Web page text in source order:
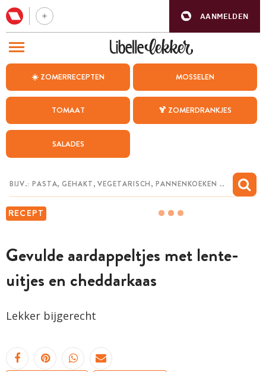
AANMELDEN
☀️ ZOMERRECEPTEN MOSSELEN
TOMAAT 🍹 ZOMERDRANKJES
SALADES
RECEPT
Gevulde aardappeltjes met lente-
uitjes en cheddarkaas
Lekker bijgerecht
BEZOEK ONZE ANDERE WEBSITES
WEEKMENU
CHAT MET MAIA
MIJN BEWAARDE RECEPTEN